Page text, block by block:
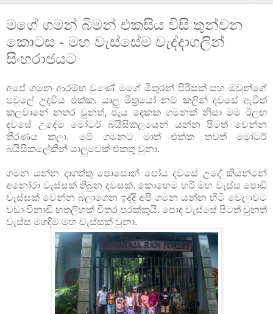
මගේ ගමන් බිමන් එකසිය විසි තුන්වන
කොටස - මහ වැස්සේම වැද්දාගලින්
සිංහරාජයට
අපේ ගමන ආරම්භ වුණේ මගේ මිතුරන් පිරිසක් සහ ඔවුන්ගේ
පවුලේ උදවිය එක්ක. යාලු මිත්‍රයෝ නම් කලින් දවසේ ඇවිත්
කලවානේ නතර වුනත්, පැය දෙකක ගමනක් නිසා මම ඊලඟ
දවසේ උදේම මෝටර් බයිසිකලයෙන් යන්න පිටත් වෙන්න
තීරණය කලා. මේ ගමනට මාත් එක්ක තවත් මෝටර්
බයිසිකලේකින් යාලුවෙක් එකතු වුනා.
ගමන යන්න දාගත්තු පොසොන් පෝය දවසේ උදේ කියන්නේ
අනෝරා වැස්සක් තිබුන දවසක්. කොහෙම හරි මහ වැස්ස පොඩි
වැස්සක් වෙන්න බලාගෙන ඉද්දි අපි ගමන යන්න හිටි වෙලාවට
වඩා විනාඩි හතලිහක් විතර පරක්කුයි. පොද වැස්සේ පිටත් වුනත්
වැස්ස මගදිම මහ වැස්සක් වුනා.